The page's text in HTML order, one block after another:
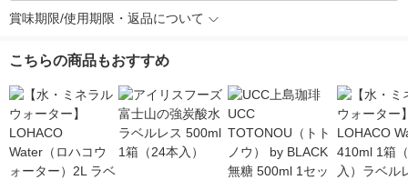
賞味期限/使用期限・返品について
こちらの商品もおすすめ